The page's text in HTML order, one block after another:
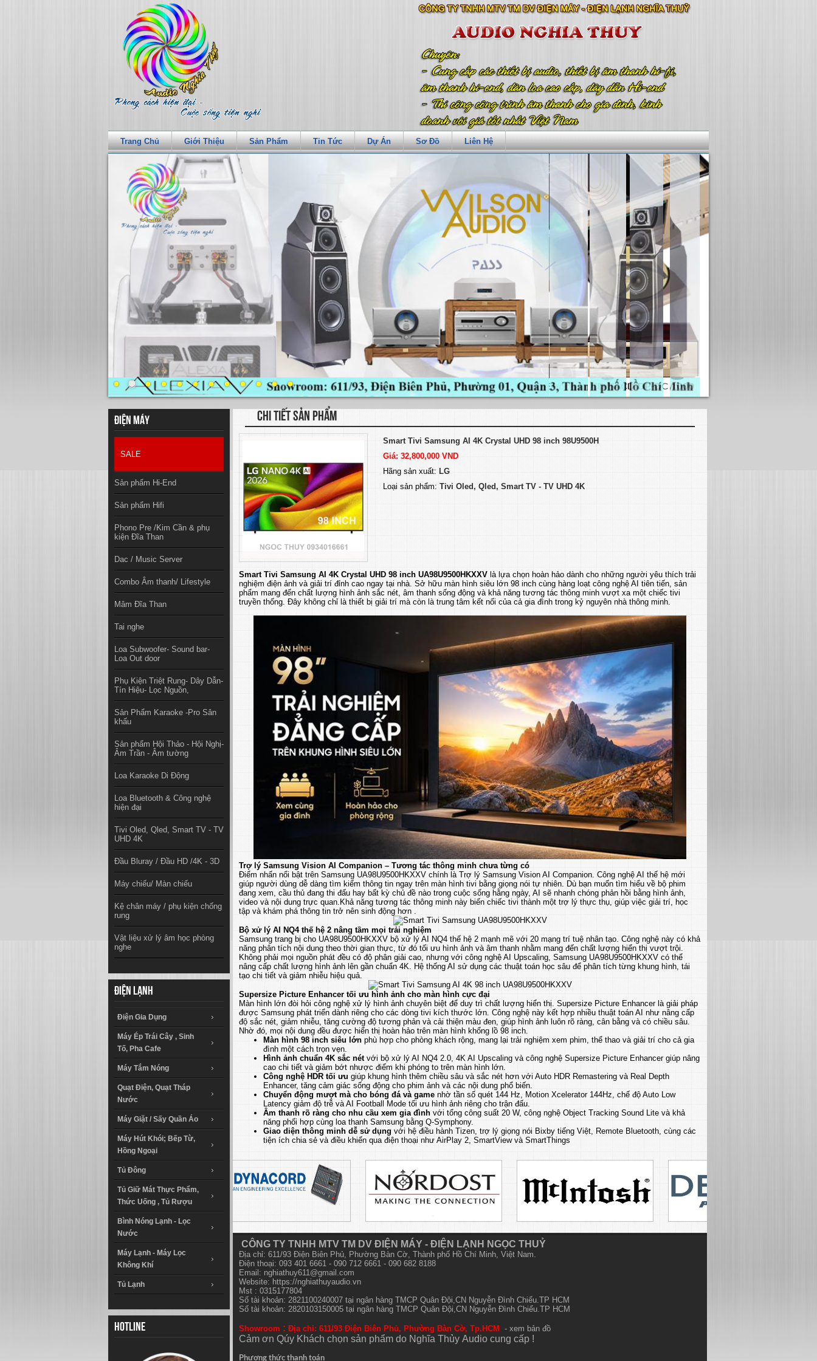
Trang Chủ Giới Thiệu Sản Phẩm Tin Tức Dự Án Sơ Đồ Liên Hệ
Điện máy
SALE
Sản phẩm Hi-End
Sản phẩm Hifi
Phono Pre /Kim Cần & phụ
kiện Đĩa Than
Dac / Music Server
Combo Âm thanh/ Lifestyle
Mâm Đĩa Than
Tai nghe
Loa Subwoofer- Sound bar-
Loa Out door
Phụ Kiện Triệt Rung- Dây Dẫn-
Tín Hiệu- Lọc Nguồn,
Sản Phẩm Karaoke -Pro Sân
khấu
Sản phẩm Hội Thảo - Hội Nghị-
Âm Trần - Âm tường
Loa Karaoke Di Động
Loa Bluetooth & Công nghệ
hiện đại
Tivi Oled, Qled, Smart TV - TV
UHD 4K
Đầu Bluray / Đầu HD /4K - 3D
Máy chiếu/ Màn chiếu
Kệ chân máy / phụ kiện chống
rung
Vật liệu xử lý âm học phòng
nghe
Điện lạnh
Điện Gia Dụng
Máy Ép Trái Cây , Sinh
Tố, Pha Cafe
Máy Tắm Nóng
Quạt Điện, Quạt Tháp
Nước
Máy Giặt / Sấy Quần Áo
Máy Hút Khói; Bếp Từ,
Hồng Ngoại
Tủ Đông
Tủ Giữ Mát Thực Phẩm,
Thức Uống , Tủ Rượu
Bình Nóng Lạnh - Lọc
Nước
Máy Lạnh - Máy Lọc
Không Khí
Tủ Lạnh
Hotline
CHI TIẾT SẢN PHẨM
Smart Tivi Samsung AI 4K Crystal UHD 98 inch 98U9500H
Giá: 32,800,000 VND
Hãng sản xuất: LG
Loại sản phẩm: Tivi Oled, Qled, Smart TV - TV UHD 4K
Smart Tivi Samsung AI 4K Crystal UHD 98 inch UA98U9500HKXXV là lựa chọn hoàn hảo dành cho những người yêu thích trải
nghiệm điện ảnh và giải trí đỉnh cao ngay tại nhà. Sở hữu màn hình siêu lớn 98 inch cùng hàng loạt công nghệ AI tiên tiến, sản
phẩm mang đến chất lượng hình ảnh sắc nét, âm thanh sống động và khả năng tương tác thông minh vượt xa một chiếc tivi
truyền thống. Đây không chỉ là thiết bị giải trí mà còn là trung tâm kết nối của cả gia đình trong kỷ nguyên nhà thông minh.
Trợ lý Samsung Vision AI Companion – Tương tác thông minh chưa từng có
Điểm nhấn nổi bật trên Samsung UA98U9500HKXXV chính là Trợ lý Samsung Vision AI Companion. Công nghệ AI thế hệ mới
giúp người dùng dễ dàng tìm kiếm thông tin ngay trên màn hình tivi bằng giọng nói tự nhiên. Dù bạn muốn tìm hiểu về bộ phim
đang xem, cầu thủ đang thi đấu hay bất kỳ chủ đề nào trong cuộc sống hằng ngày, AI sẽ nhanh chóng phản hồi bằng hình ảnh,
video và nội dung trực quan.Khả năng tương tác thông minh này biến chiếc tivi thành một trợ lý thực thụ, giúp việc giải trí, học
tập và khám phá thông tin trở nên sinh động hơn .
Bộ xử lý AI NQ4 thế hệ 2 nâng tầm mọi trải nghiệm
Samsung trang bị cho UA98U9500HKXXV bộ xử lý AI NQ4 thế hệ 2 mạnh mẽ với 20 mạng trí tuệ nhân tạo. Công nghệ này có khả
năng phân tích nội dung theo thời gian thực, từ đó tối ưu hình ảnh và âm thanh nhằm mang đến chất lượng hiển thị vượt trội.
Không phải mọi nguồn phát đều có độ phân giải cao, nhưng với công nghệ AI Upscaling, Samsung UA98U9500HKXXV có thể
nâng cấp chất lượng hình ảnh lên gần chuẩn 4K. Hệ thống AI sử dụng các thuật toán học sâu để phân tích từng khung hình, tái
tạo chi tiết và giảm nhiễu hiệu quả.
Supersize Picture Enhancer tối ưu hình ảnh cho màn hình cực đại
Màn hình lớn đòi hỏi công nghệ xử lý hình ảnh chuyên biệt để duy trì chất lượng hiển thị. Supersize Picture Enhancer là giải pháp
được Samsung phát triển dành riêng cho các dòng tivi kích thước lớn. Công nghệ này kết hợp nhiều thuật toán AI như nâng cấp
độ sắc nét, giảm nhiễu, tăng cường độ tương phản và cải thiện màu đen, giúp hình ảnh luôn rõ ràng, cân bằng và có chiều sâu.
Nhờ đó, mọi nội dung đều được hiển thị hoàn hảo trên màn hình khổng lồ 98 inch.
Màn hình 98 inch siêu lớn phù hợp cho phòng khách rộng, mang lại trải nghiệm xem phim, thể thao và giải trí cho cả gia
đình một cách trọn vẹn.
Hình ảnh chuẩn 4K sắc nétvới bộ xử lý AI NQ4 2.0, 4K AI Upscaling và công nghệ Supersize Picture Enhancer giúp nâng
cao chi tiết và giảm bớt nhược điểm khi phóng to trên màn hình lớn.
Công nghệ HDR tối ưu giúp khung hình thêm chiều sâu và sắc nét hơn với Auto HDR Remastering và Real Depth
Enhancer, tăng cảm giác sống động cho phim ảnh và các nội dung phổ biến.
Chuyển động mượt mà cho bóng đá và game nhờ tần số quét 144 Hz, Motion Xcelerator 144Hz, chế độ Auto Low
Latency giảm độ trễ và AI Football Mode tối ưu hình ảnh riêng cho trận đấu.
Âm thanh rõ ràng cho nhu cầu xem gia đình với tổng công suất 20 W, công nghệ Object Tracking Sound Lite và khả
năng phối hợp cùng loa thanh Samsung bằng Q-Symphony.
Giao diện thông minh dễ sử dụng với hệ điều hành Tizen, trợ lý giọng nói Bixby tiếng Việt, Remote Bluetooth, cùng các
tiện ích chia sẻ và điều khiển qua điện thoại như AirPlay 2, SmartView và SmartThings
CÔNG TY TNHH MTV TM DV ĐIỆN MÁY - ĐIỆN LẠNH NGỌC THUỶ
Địa chỉ: 611/93 Điện Biên Phủ, Phường Bàn Cờ, Thành phố Hồ Chí Minh, Việt Nam.
Điện thoại: 093 401 6661 - 090 712 6661 - 090 682 8188
Email: nghiathuy611@gmail.com
Website: https://nghiathuyaudio.vn
Mst : 0315177804
Số tài khoản: 2821100240007 tại ngân hàng TMCP Quân Đội,CN Nguyễn Đình Chiểu.TP HCM
Số tài khoản: 2820103150005 tại ngân hàng TMCP Quân Đội,CN Nguyễn Đình Chiểu.TP HCM
Showroom : Địa chỉ: 611/93 Điện Biên Phủ, Phường Bàn Cờ, Tp.HCM - xem bản đồ
Cảm ơn Qúy Khách chọn sản phẩm do Nghĩa Thủy Audio cung cấp !
Phương thức thanh toán